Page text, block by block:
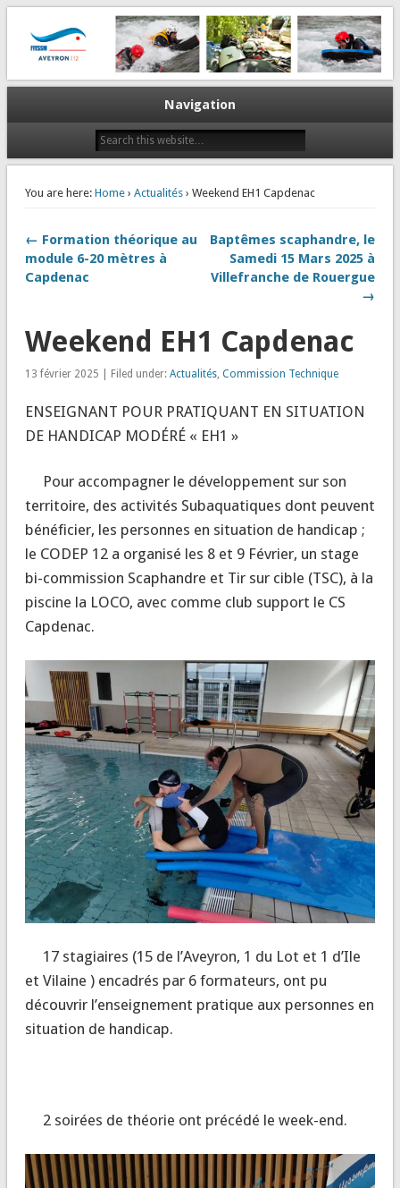
CODEP 12
La plongée en Aveyron…
Navigation
You are here: Home› Actualités› Weekend EH1 Capdenac
← Formation théorique au
module 6-20 mètres à
Capdenac
Baptêmes scaphandre, le
Samedi 15 Mars 2025 à
Villefranche de Rouergue
→
Weekend EH1 Capdenac
13 février 2025 | Filed under: Actualités, Commission Technique
ENSEIGNANT POUR PRATIQUANT EN SITUATION
DE HANDICAP MODÉRÉ « EH1 »
Pour accompagner le développement sur son
territoire, des activités Subaquatiques dont peuvent
bénéficier, les personnes en situation de handicap ;
le CODEP 12 a organisé les 8 et 9 Février, un stage
bi-commission Scaphandre et Tir sur cible (TSC), à la
piscine la LOCO, avec comme club support le CS
Capdenac.
17 stagiaires (15 de l’Aveyron, 1 du Lot et 1 d’Ile
et Vilaine ) encadrés par 6 formateurs, ont pu
découvrir l’enseignement pratique aux personnes en
situation de handicap.
2 soirées de théorie ont précédé le week-end.